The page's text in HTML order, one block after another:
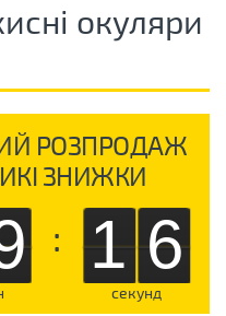
окуляри
РОЗПРОДАЖ
ЗНИЖКИ
: 16
секунд